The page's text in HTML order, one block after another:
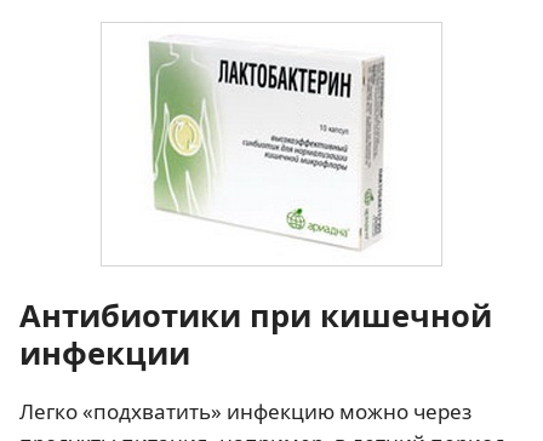
Антибиотики при кишечной
инфекции
Легко «подхватить» инфекцию можно через